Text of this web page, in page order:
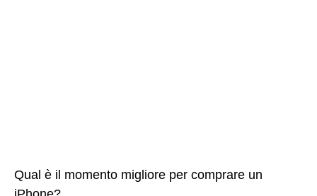
Qual è il momento migliore per comprare un